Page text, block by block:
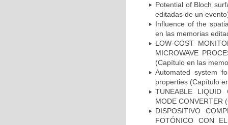
Potential of Bloch
editadas de un
Influence of the
en las memorias
LOW-COST
MICROWAVE
(Capítulo en las
Automated system
properties (Capítulo
TUNEABLE LIQUID
MODE CONVERTER
DISPOSITIVO
FOTÓNICO CON